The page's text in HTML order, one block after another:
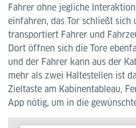
Fahrer ohne jegliche
einfahren, das Tor schließt sich
transportiert Fahrer und
Dort öffnen sich die Tore
und der Fahrer kann aus der
mehr als zwei Haltestellen ist
Zieltaste am Kabinentableau,
App nötig, um in die